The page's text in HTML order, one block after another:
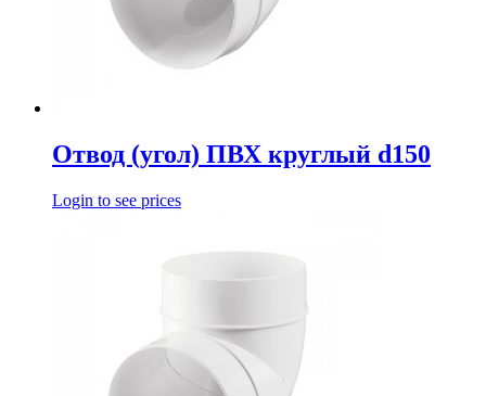
Отвод (угол) ПВХ круглый d150
Login to see prices